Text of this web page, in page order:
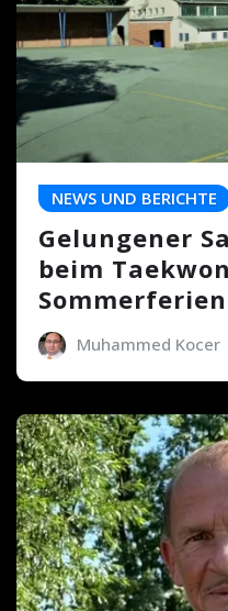
NEWS UND BERICHTE
Gelungener
beim
Sommerferien
Muhammed Kocer